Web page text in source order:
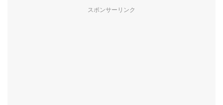
スポンサーリンク